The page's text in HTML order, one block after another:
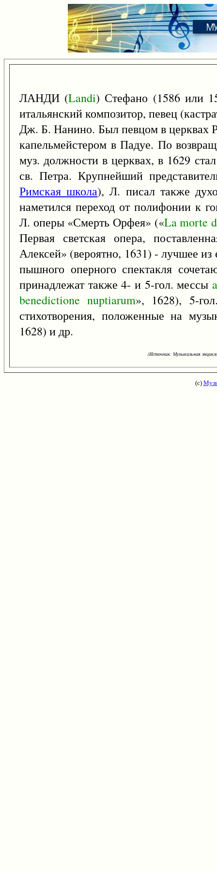
ЛАНДИ (Landi) Стефано (1586 или
итальянский композитор, певец
Дж. Б. Нанино. Был певцом в церквах
капельмейстером в Падуе. По
муз. должности в церквах, в 1629
св. Петра. Крупнейший
Римская школа), Л. писал также
наметился переход от полифонии к
Л. оперы «Смерть Орфея» («La morte
Первая светская опера,
Алексей» (вероятно, 1631) - лучшее
пышного оперного спектакля
принадлежат также 4- и 5-гол. мессы a
benedictione nuptiarum», 1628), 5-
стихотворения, положенные на
1628) и др.
(Источник: Музыкальная
(с)